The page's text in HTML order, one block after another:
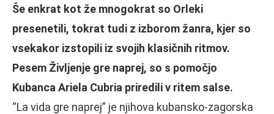
Še enkrat kot že mnogokrat so Orleki
presenetili, tokrat tudi z izborom žanra, kjer so
vsekakor izstopili iz svojih klasičnih ritmov.
Pesem Življenje gre naprej, so s pomočjo
Kubanca Ariela Cubria priredili v ritem salse.
“La vida gre naprej” je njihova kubansko-zagorska